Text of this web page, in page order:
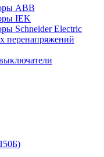
ABB
IEK
Schneider Electric
перенапряжений